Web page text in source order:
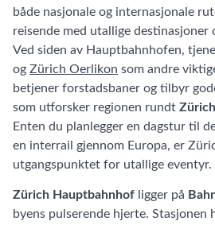
både nasjonale og internasjonale
reisende med utallige
Ved siden av Hauptbahnhofen,
og Zürich Oerlikon som andre
betjener forstadsbaner og tilbyr
som utforsker regionen rundt Zürich
Enten du planlegger en dagstur til
en interrail gjennom Europa, er
utgangspunktet for utallige eventyr.
Zürich Hauptbahnhof ligger på
byens pulserende hjerte. Stasjonen